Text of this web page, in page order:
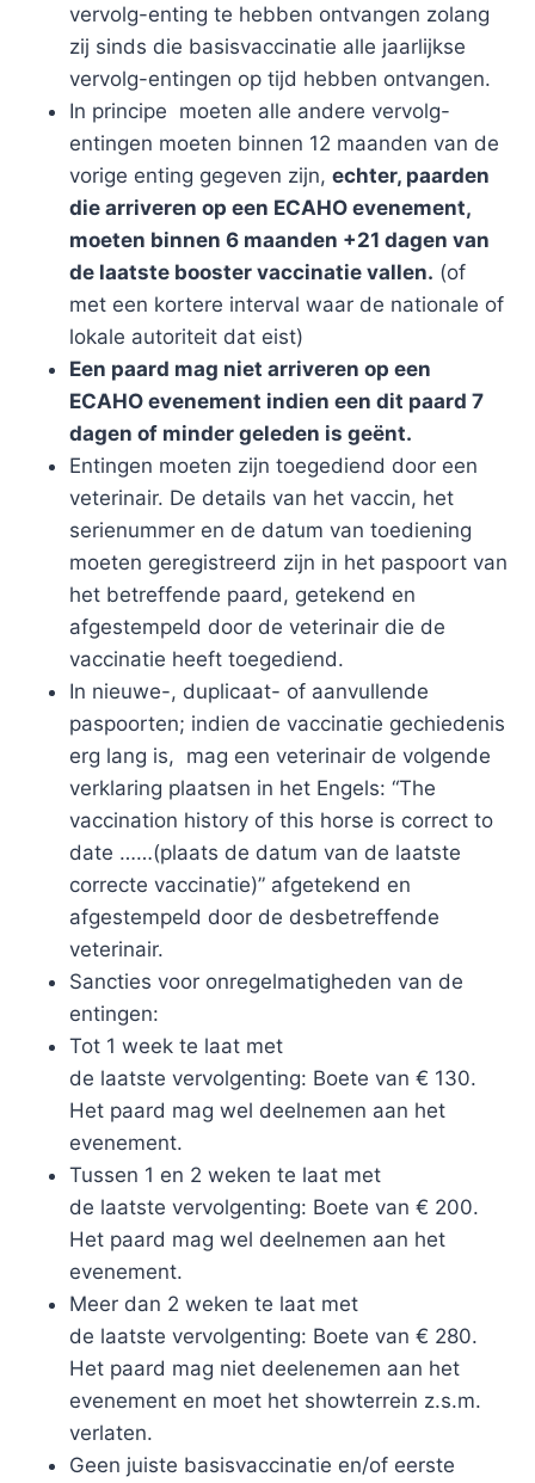
vervolg-enting te hebben ontvangen zolang
zij sinds die basisvaccinatie alle jaarlijkse
vervolg-entingen op tijd hebben ontvangen.
In principe moeten alle andere vervolg-
entingen moeten binnen 12 maanden van de
vorige enting gegeven zijn, echter, paarden
die arriveren op een ECAHO evenement,
moeten binnen 6 maanden +21 dagen van
de laatste booster vaccinatie vallen. (of
met een kortere interval waar de nationale of
lokale autoriteit dat eist)
Een paard mag niet arriveren op een
ECAHO evenement indien een dit paard 7
dagen of minder geleden is geënt.
Entingen moeten zijn toegediend door een
veterinair. De details van het vaccin, het
serienummer en de datum van toediening
moeten geregistreerd zijn in het paspoort van
het betreffende paard, getekend en
afgestempeld door de veterinair die de
vaccinatie heeft toegediend.
In nieuwe-, duplicaat- of aanvullende
paspoorten; indien de vaccinatie gechiedenis
erg lang is, mag een veterinair de volgende
verklaring plaatsen in het Engels: “The
vaccination history of this horse is correct to
date ……(plaats de datum van de laatste
correcte vaccinatie)” afgetekend en
afgestempeld door de desbetreffende
veterinair.
Sancties voor onregelmatigheden van de
entingen:
Tot 1 week te laat met
de laatste vervolgenting: Boete van € 130.
Het paard mag wel deelnemen aan het
evenement.
Tussen 1 en 2 weken te laat met
de laatste vervolgenting: Boete van € 200.
Het paard mag wel deelnemen aan het
evenement.
Meer dan 2 weken te laat met
de laatste vervolgenting: Boete van € 280.
Het paard mag niet deelenemen aan het
evenement en moet het showterrein z.s.m.
verlaten.
Geen juiste basisvaccinatie en/of eerste